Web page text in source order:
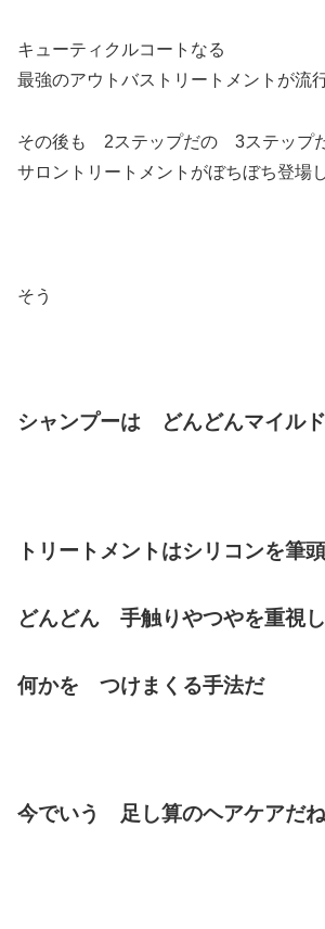
キューティクルコートなる
最強のアウトバストリートメントが流
その後も 2ステップだの 3ステップ
サロントリートメントがぼちぼち登場
そう
シャンプーは どんどんマイル
トリートメントはシリコンを筆
どんどん 手触りやつやを重視
何かを つけまくる手法だ
今でいう 足し算のヘアケアだね